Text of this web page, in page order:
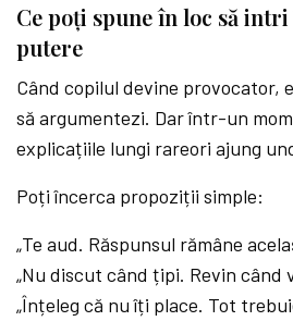
Ce poți spune în loc să
putere
Când copilul devine provocator,
să argumentezi. Dar într-un
explicațiile lungi rareori ajung
Poți încerca propoziții simple:
„Te aud. Răspunsul rămâne
„Nu discut când țipi. Revin când
„Înțeleg că nu îți place. Tot